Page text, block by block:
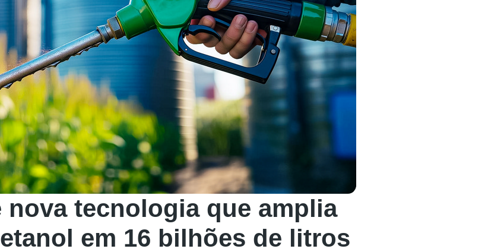
nova tecnologia que amplia
em 16 bilhões de litros